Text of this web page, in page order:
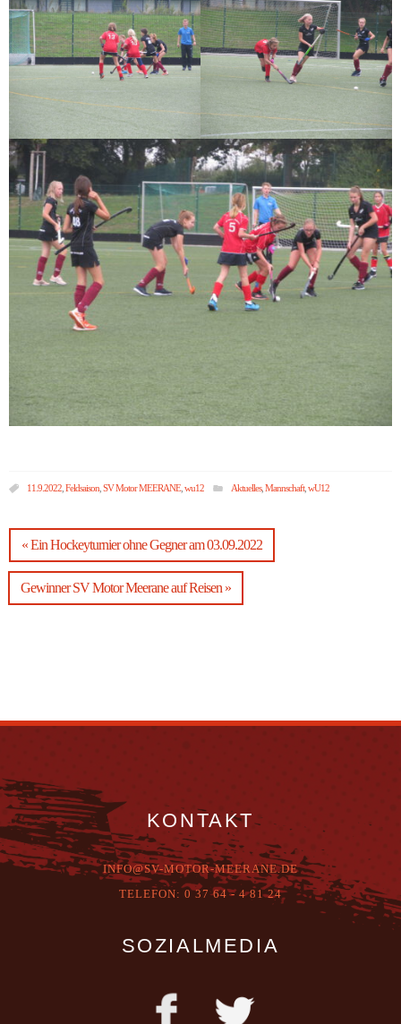
11.9.2022,Feldsaison,SV Motor MEERANE,wu12 Aktuelles,Mannschaft,wU12
« Ein Hockeyturnier ohne Gegner am 03.09.2022
Gewinner SV Motor Meerane auf Reisen »
KONTAKT
INFO@SV-MOTOR-MEERANE.DE
TELEFON: 0 37 64 - 4 81 24
SOZIALMEDIA